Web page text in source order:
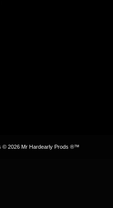
© 2026 Mr Hardearly Prods ®™